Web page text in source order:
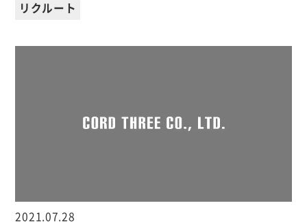
リクルート
2021.07.28